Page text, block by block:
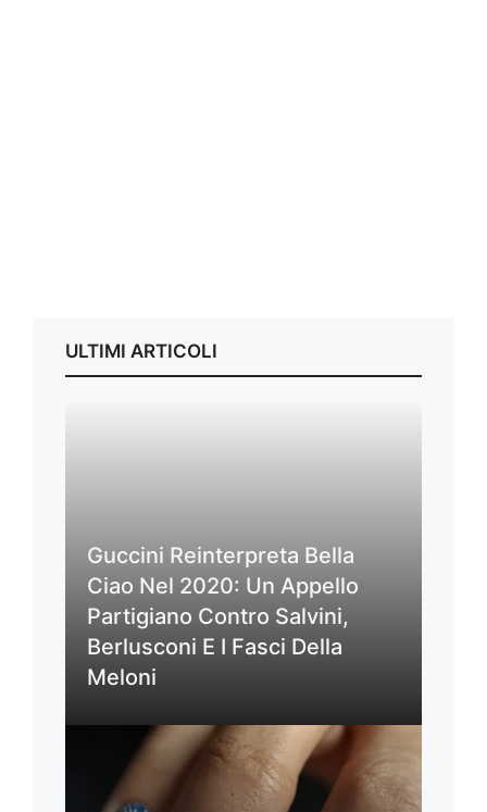
ULTIMI ARTICOLI
Guccini Reinterpreta Bella
Ciao Nel 2020: Un Appello
Partigiano Contro Salvini,
Berlusconi E I Fasci Della
Meloni